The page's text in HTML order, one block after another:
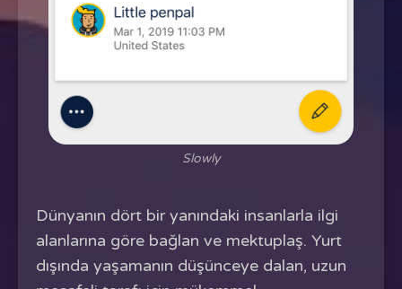
Slowly
Dünyanın dört bir yanındaki insanlarla ilgi
alanlarına göre bağlan ve mektuplaş. Yurt
dışında yaşamanın düşünceye dalan, uzun